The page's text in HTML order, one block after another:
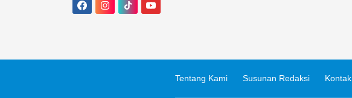
Tentang Kami Susunan Redaksi Kontak